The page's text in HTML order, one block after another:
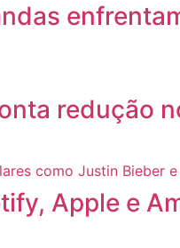
redução
Apple e